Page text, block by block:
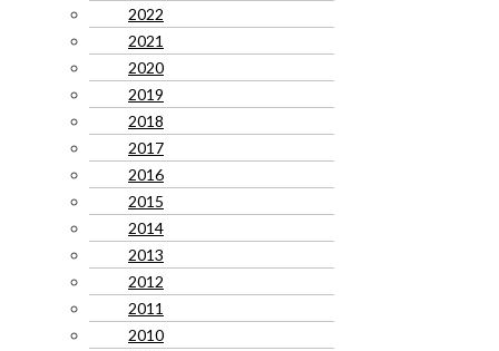
2022
2021
2020
2019
2018
2017
2016
2015
2014
2013
2012
2011
2010